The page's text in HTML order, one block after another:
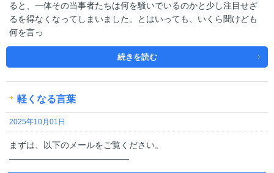
ると、一体その当事者たちは何を騒いでいるのかと少し注目せざ
るを得なくなってしまいました。とはいっても、いくら聞けども
何を言っ
続きを読む
軽くなる言葉
2025年10月01日
まずは、以下のメールをご覧ください。
——————————————